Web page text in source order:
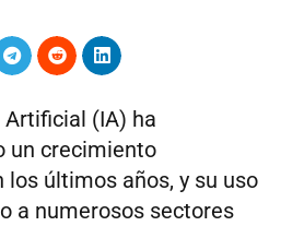
(IA) ha
un crecimiento
los últimos años, y su uso
a numerosos sectores